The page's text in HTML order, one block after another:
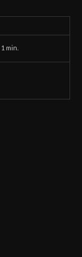
1 min.